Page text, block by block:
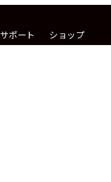
サポート ショップ